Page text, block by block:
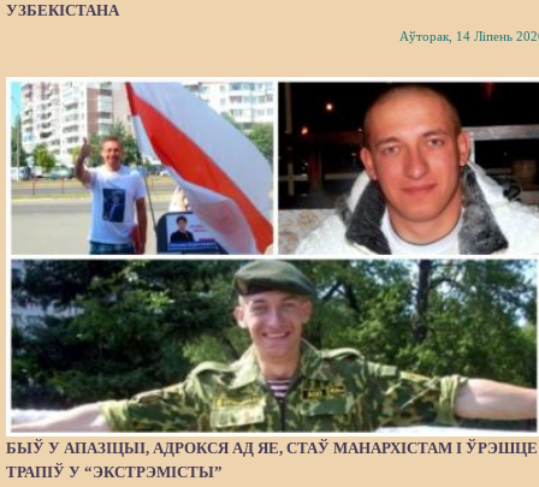
УЗБЕКІСТАНА
Аўторак, 14 Ліпень
БЫЎ У АПАЗІЦЫІ, АДРОКСЯ АД ЯЕ, СТАЎ МАНАРХІСТАМ І ЎРЭШЦЕ
ТРАПІЎ У “ЭКСТРЭМІСТЫ”